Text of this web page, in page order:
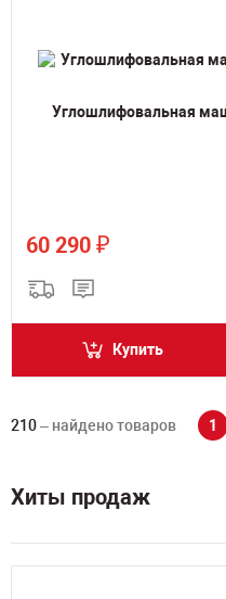
Углошлифовальная
60 290 ₽
Купить
210– найдено товаров 1
Хиты продаж